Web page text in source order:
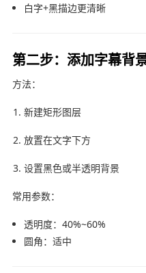
白字+黑描边更清晰
第二步：添加字幕背
方法：
新建矩形图层
放置在文字下方
设置黑色或半透明背景
常用参数：
透明度：40%~60%
圆角：适中